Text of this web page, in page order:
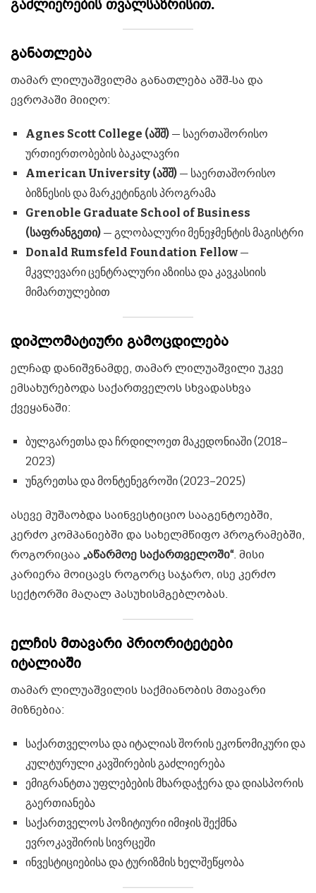
გაძლიერების თვალსაზრისით.
განათლება
თამარ ლილუაშვილმა განათლება აშშ-სა და
ევროპაში მიიღო:
Agnes Scott College (აშშ)— საერთაშორისო
ურთიერთობების ბაკალავრი
American University (აშშ)— საერთაშორისო
ბიზნესის და მარკეტინგის პროგრამა
Grenoble Graduate School of Business
(საფრანგეთი)— გლობალური მენეჯმენტის მაგისტრი
Donald Rumsfeld Foundation Fellow—
მკვლევარი ცენტრალური აზიისა და კავკასიის
მიმართულებით
დიპლომატიური გამოცდილება
ელჩად დანიშვნამდე, თამარ ლილუაშვილი უკვე
ემსახურებოდა საქართველოს სხვადასხვა
ქვეყანაში:
ბულგარეთსა და ჩრდილოეთ მაკედონიაში (2018–
2023)
უნგრეთსა და მონტენეგროში (2023–2025)
ასევე მუშაობდა საინვესტიციო სააგენტოებში,
კერძო კომპანიებში და სახელმწიფო პროგრამებში,
როგორიცაა „აწარმოე საქართველოში“. მისი
კარიერა მოიცავს როგორც საჯარო, ისე კერძო
სექტორში მაღალ პასუხისმგებლობას.
ელჩის მთავარი პრიორიტეტები
იტალიაში
თამარ ლილუაშვილის საქმიანობის მთავარი
მიზნებია:
საქართველოსა და იტალიას შორის ეკონომიკური და
კულტურული კავშირების გაძლიერება
ემიგრანტთა უფლებების მხარდაჭერა და დიასპორის
გაერთიანება
საქართველოს პოზიტიური იმიჯის შექმნა
ევროკავშირის სივრცეში
ინვესტიციებისა და ტურიზმის ხელშეწყობა